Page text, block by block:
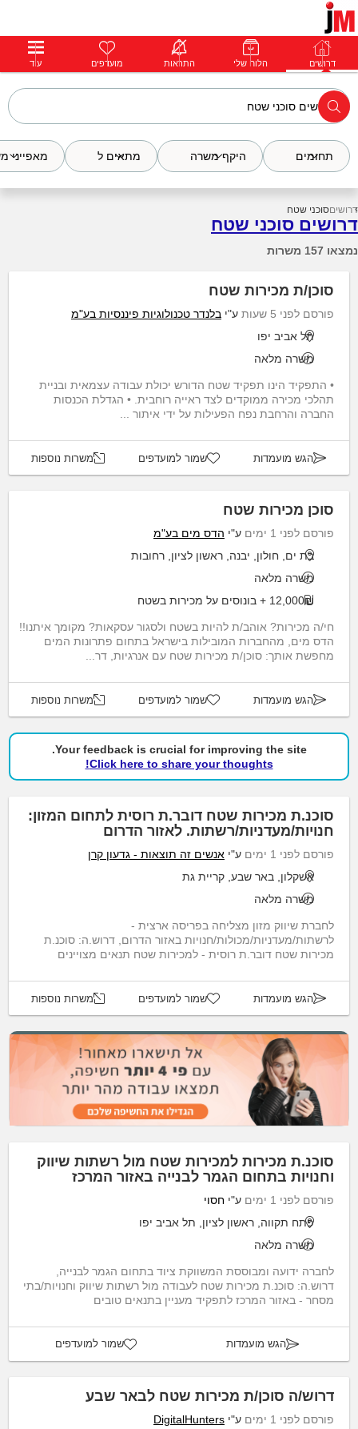
דרושים פרופילים הודעות פרימיום דרושים הלוח שלי התראות מועדפים עוד
תחומים היקף משרה מתאים ל מאפייני
דרושיםסוכני שטח
דרושים סוכני שטח
נמצאו 157 משרות
סוכן/ת מכירות שטח
פורסם לפני 5 שעות ע"י בלנדר טכנולוגיות פיננסיות בע"מ
תל אביב יפו
משרה מלאה
• התפקיד הינו תפקיד שטח הדורש יכולת עבודה עצמאית ובניית
תהלכי מכירה ממוקדים לצד ראייה רוחבית. • הגדלת הכנסות
החברה והרחבת נפח הפעילות על ידי איתור ...
הגש מועמדות שמור למועדפים משרות נוספות
סוכן מכירות שטח
פורסם לפני 1 ימים ע"י הדס מים בע"מ
בת ים, חולון, יבנה, ראשון לציון, רחובות
משרה מלאה
12,000₪ + בונוסים על מכירות בשטח
חי/ה מכירות? אוהב/ת להיות בשטח ולסגור עסקאות? מקומך איתנו!!
הדס מים, מהחברות המובילות בישראל בתחום פתרונות המים
מחפשת אותך: סוכן/ת מכירות שטח עם אנרגיות, דר...
הגש מועמדות שמור למועדפים משרות נוספות
Your feedback is crucial for improving the site.
Click here to share your thoughts!
סוכנ.ת מכירות שטח דובר.ת רוסית לתחום המזון:
חנויות/מעדניות/רשתות. לאזור הדרום
פורסם לפני 1 ימים ע"י אנשים זה תוצאות - גדעון קרן
אשקלון, באר שבע, קריית גת
משרה מלאה
לחברת שיווק מזון מצליחה בפריסה ארצית -
לרשתות/מעדניות/מכולות/חנויות באזור הדרום, דרוש.ה: סוכנ.ת
מכירות שטח דובר.ת רוסית - למכירות שטח תנאים מצויינים
הגש מועמדות שמור למועדפים משרות נוספות
סוכנ.ת מכירות למכירות שטח מול רשתות שיווק
וחנויות בתחום הגמר לבנייה באזור המרכז
פורסם לפני 1 ימים ע"י חסוי
פתח תקווה, ראשון לציון, תל אביב יפו
משרה מלאה
לחברה ידועה ומבוססת המשווקת ציוד בתחום הגמר לבנייה,
דרוש.ה: סוכנ.ת מכירות שטח לעבודה מול רשתות שיווק וחנויות/בתי
מסחר - באזור המרכז לתפקיד מעניין בתנאים טובים
הגש מועמדות שמור למועדפים
דרוש/ה סוכן/ת מכירות שטח לבאר שבע
פורסם לפני 1 ימים ע"י DigitalHunters